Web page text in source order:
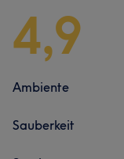
4,9
Ambiente
Sauberkeit